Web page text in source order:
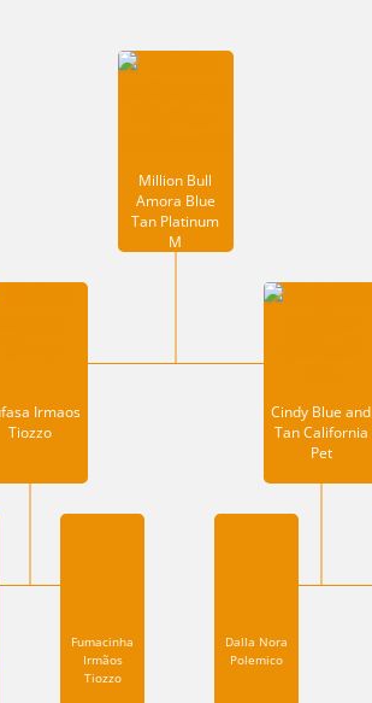
Million Bull
Amora Blue
Tan Platinum
M
Irmaos
Tiozzo
Cindy Blue and
Tan California
Pet
Fumacinha
Irmãos
Tiozzo
Dalla Nora
Polemico